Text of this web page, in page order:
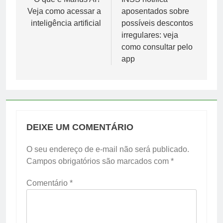
Post
Veja como acessar a
inteligência artificial
aposentados sobre
possíveis descontos
irregulares: veja
como consultar pelo
app
DEIXE UM COMENTÁRIO
O seu endereço de e-mail não será publicado.
Campos obrigatórios são marcados com *
Comentário *